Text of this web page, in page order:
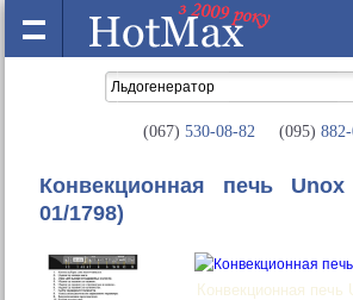
(067) 530-08-82 (095)
Конвекционная печь
01/1798)
Конвекционная печь